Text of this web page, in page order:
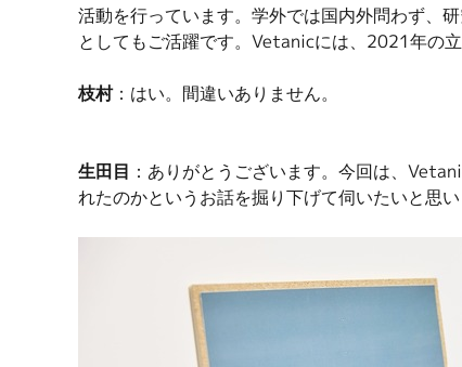
活動を行っています。学外では国内外問わず、
としてもご活躍です。Vetanicには、2021年の
枝村：はい。間違いありません。
生田目
：ありがとうございます。今回は、
れたのかというお話を掘り下げて伺いたいと思